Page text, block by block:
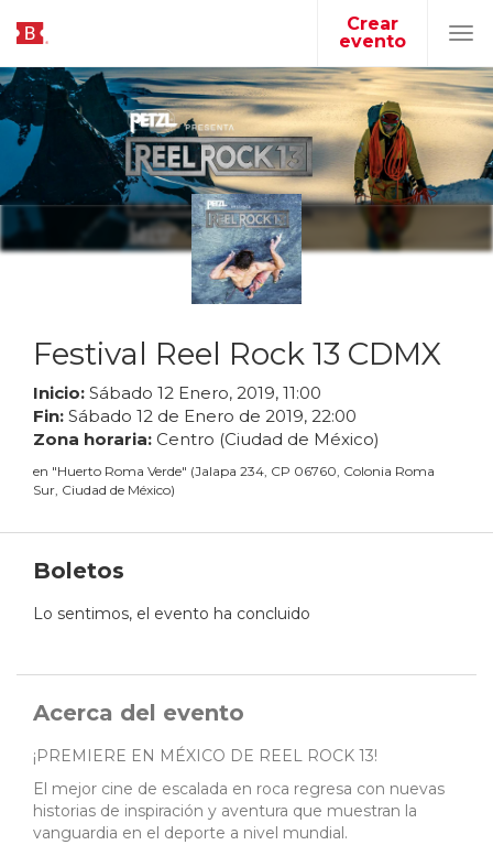
Crear
evento
Festival Reel Rock 13 CDMX
Inicio: Sábado 12 Enero, 2019, 11:00
Fin: Sábado 12 de Enero de 2019, 22:00
Zona horaria: Centro (Ciudad de México)
en "Huerto Roma Verde" (Jalapa 234, CP 06760, Colonia Roma
Sur, Ciudad de México)
Boletos
Lo sentimos, el evento ha concluido
Acerca del evento
¡PREMIERE EN MÉXICO DE REEL ROCK 13!
El mejor cine de escalada en roca regresa con nuevas
historias de inspiración y aventura que muestran la
vanguardia en el deporte a nivel mundial.